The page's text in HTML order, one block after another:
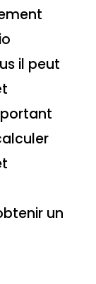
il peut
un